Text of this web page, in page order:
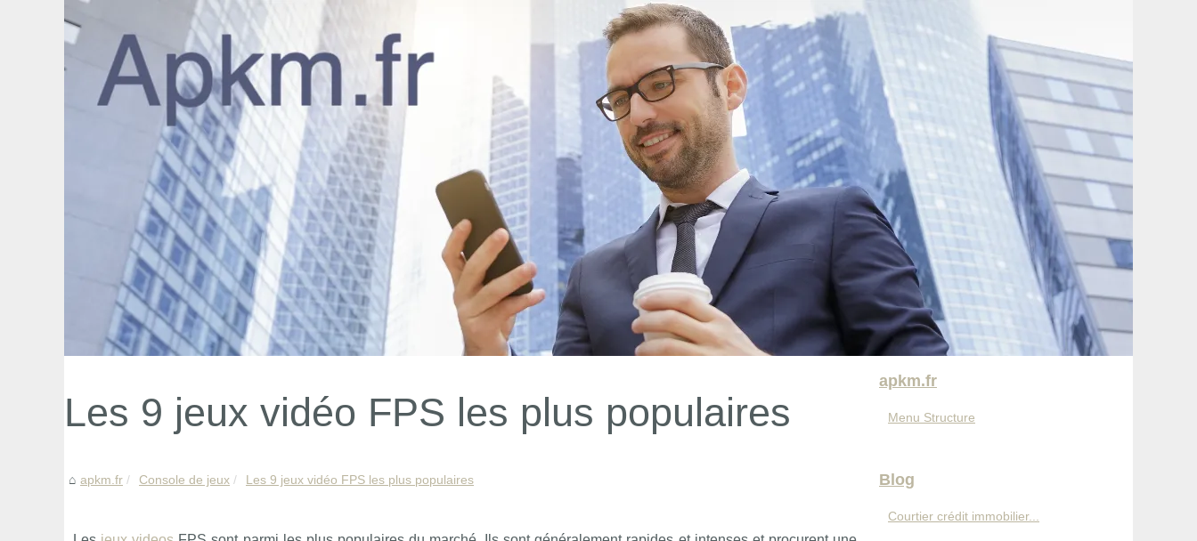
Les 9 jeux vidéo FPS les plus populaires
apkm.fr Console de jeux Les 9 jeux vidéo FPS les plus populaires
apkm.fr
Menu Structure
Blog
Courtier crédit immobilier...